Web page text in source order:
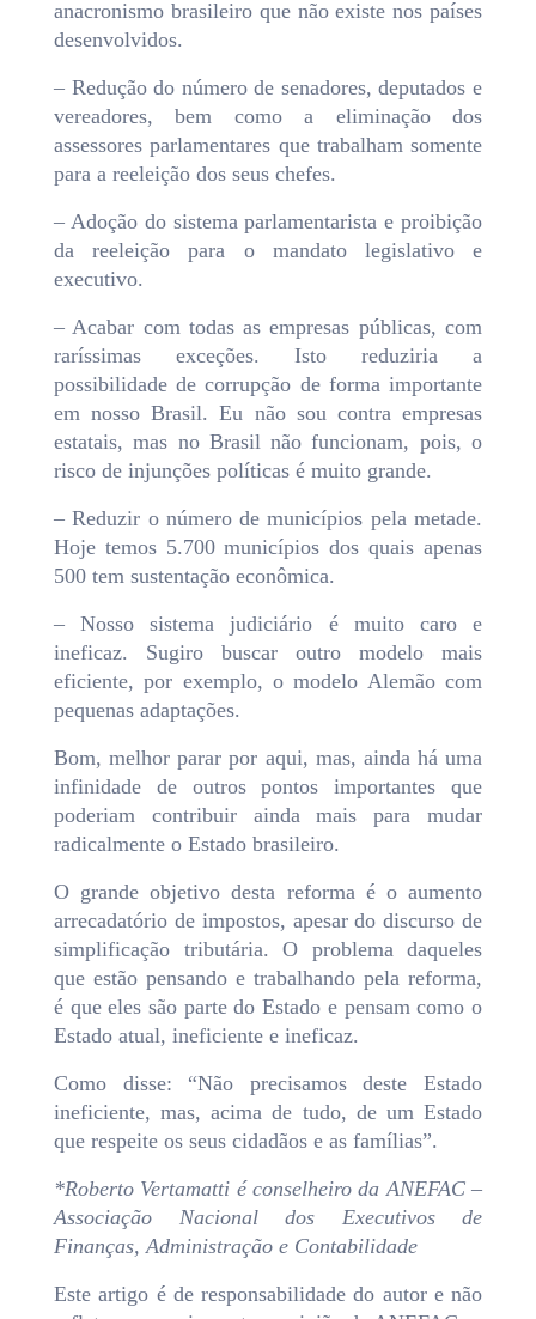
anacronismo brasileiro que não existe nos países
desenvolvidos.
– Redução do número de senadores, deputados e
vereadores, bem como a eliminação dos
assessores parlamentares que trabalham somente
para a reeleição dos seus chefes.
– Adoção do sistema parlamentarista e proibição
da reeleição para o mandato legislativo e
executivo.
– Acabar com todas as empresas públicas, com
raríssimas exceções. Isto reduziria a
possibilidade de corrupção de forma importante
em nosso Brasil. Eu não sou contra empresas
estatais, mas no Brasil não funcionam, pois, o
risco de injunções políticas é muito grande.
– Reduzir o número de municípios pela metade.
Hoje temos 5.700 municípios dos quais apenas
500 tem sustentação econômica.
– Nosso sistema judiciário é muito caro e
ineficaz. Sugiro buscar outro modelo mais
eficiente, por exemplo, o modelo Alemão com
pequenas adaptações.
Bom, melhor parar por aqui, mas, ainda há uma
infinidade de outros pontos importantes que
poderiam contribuir ainda mais para mudar
radicalmente o Estado brasileiro.
O grande objetivo desta reforma é o aumento
arrecadatório de impostos, apesar do discurso de
simplificação tributária. O problema daqueles
que estão pensando e trabalhando pela reforma,
é que eles são parte do Estado e pensam como o
Estado atual, ineficiente e ineficaz.
Como disse: “Não precisamos deste Estado
ineficiente, mas, acima de tudo, de um Estado
que respeite os seus cidadãos e as famílias”.
*Roberto Vertamatti é conselheiro da ANEFAC –
Associação Nacional dos Executivos de
Finanças, Administração e Contabilidade
Este artigo é de responsabilidade do autor e não